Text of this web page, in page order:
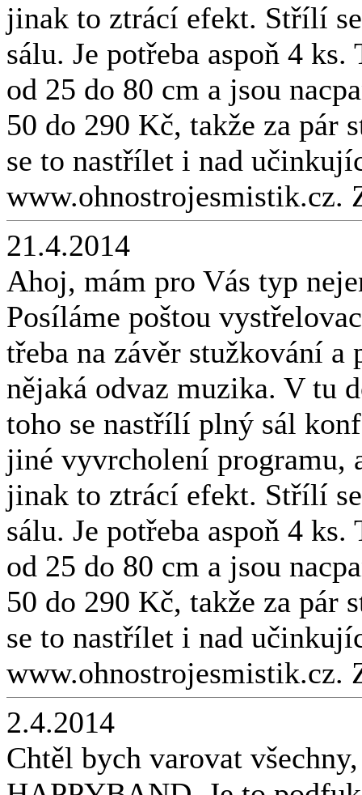
jinak to ztrácí efekt. Střílí
sálu. Je potřeba aspoň 4
od 25 do 80 cm a jsou
50 do 290 Kč, takže za pár
se to nastřílet i nad
www.ohnostrojesmistik.cz.
21.4.2014
Ahoj, mám pro Vás typ
Posíláme poštou
třeba na závěr stužkování
nějaká odvaz muzika. V tu
toho se nastřílí plný sál
jiné vyvrcholení
jinak to ztrácí efekt. Střílí
sálu. Je potřeba aspoň 4
od 25 do 80 cm a jsou
50 do 290 Kč, takže za pár
se to nastřílet i nad
www.ohnostrojesmistik.cz.
2.4.2014
Chtěl bych varovat